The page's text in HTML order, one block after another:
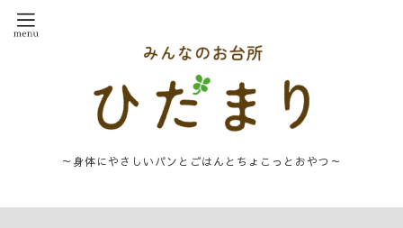
～身体にやさしいパンとごはんとちょこっとおやつ～